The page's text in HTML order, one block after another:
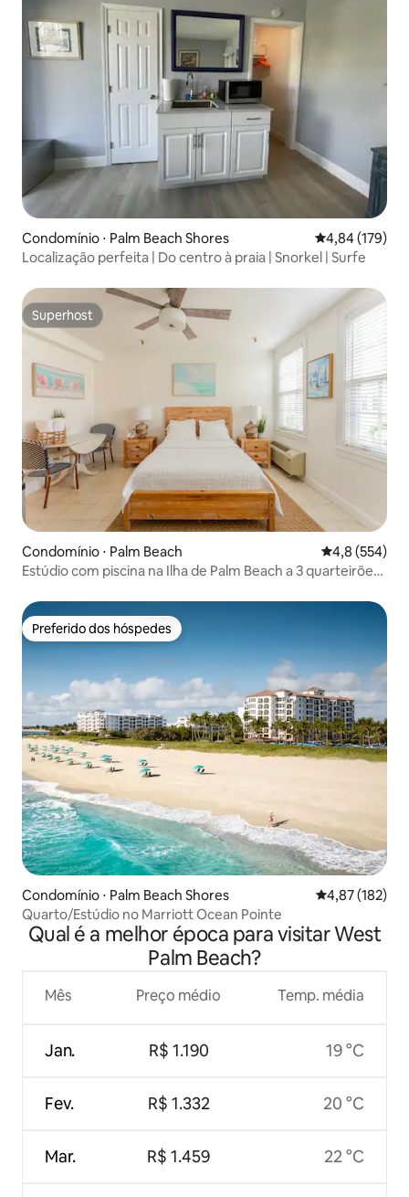
Condomínio ⋅ Palm Beach Shores 4,84 de uma
4,84 (179)
Localização perfeita | Do centro à praia | Snorkel | Surfe
Superhost
Superhost
Condomínio ⋅ Palm Beach 4,8 de uma
4,8 (554)
Estúdio com piscina na Ilha de Palm Beach a 3 quarteirões
Preferido dos hóspedes
Preferido dos hóspedes
Condomínio ⋅ Palm Beach Shores 4,87 de uma
4,87 (182)
Quarto/Estúdio no Marriott Ocean Pointe
Qual é a melhor época para visitar West
Palm Beach?
Mês
Jan.
Fev.
Mar.
Preço médio
R$ 1.190
R$ 1.332
R$ 1.459
Temp. média
19 °C
20 °C
22 °C